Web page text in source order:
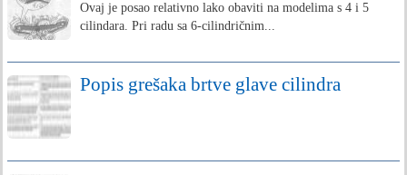
Ovaj je posao relativno lako obaviti na modelima s 4 i 5
cilindara. Pri radu sa 6-cilindričnim...
Popis grešaka brtve glave cilindra